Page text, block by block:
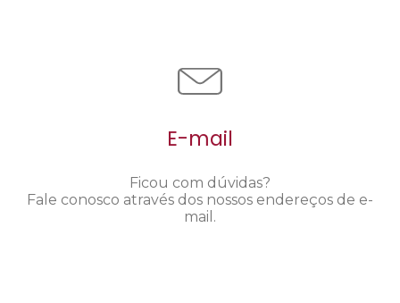
E-mail
Ficou com dúvidas?
Fale conosco através dos nossos endereços de e-
mail.